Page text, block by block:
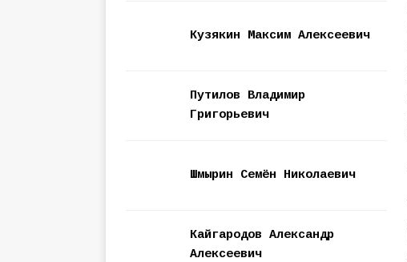
Кузякин Максим Алексеевич
Путилов Владимир
Григорьевич
Шмырин Семён Николаевич
Кайгародов Александр
Алексеевич